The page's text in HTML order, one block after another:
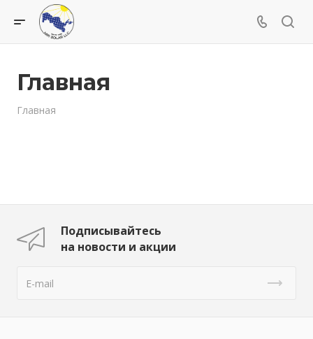
Главная
Главная
Подписывайтесь
на новости и акции